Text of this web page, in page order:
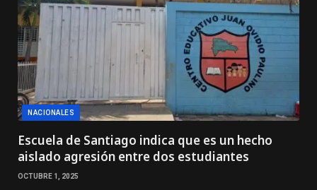
NACIONALES
Escuela de Santiago indica que es un hecho
aislado agresión entre dos estudiantes
OCTUBRE 1, 2025